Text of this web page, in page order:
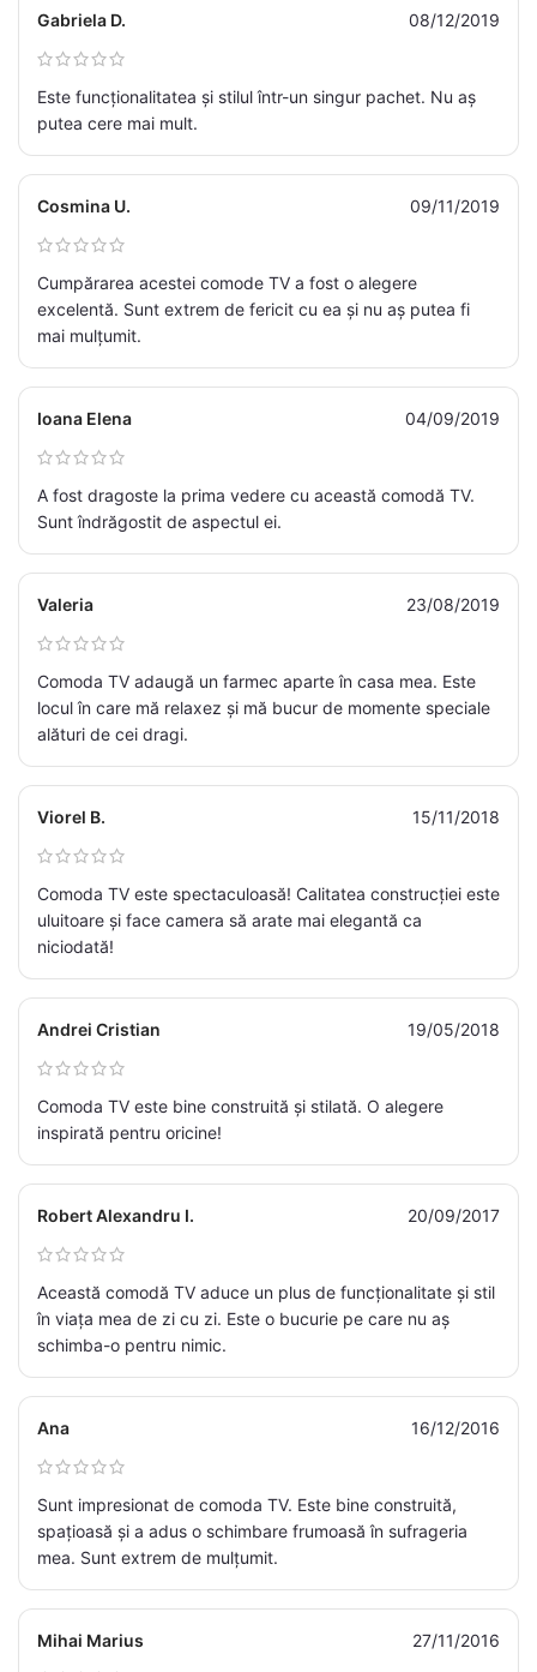
Gabriela D. 08/12/2019
Este funcționalitatea și stilul într-un singur pachet. Nu aș
putea cere mai mult.
Cosmina U. 09/11/2019
Cumpărarea acestei comode TV a fost o alegere
excelentă. Sunt extrem de fericit cu ea și nu aș putea fi
mai mulțumit.
Ioana Elena 04/09/2019
A fost dragoste la prima vedere cu această comodă TV.
Sunt îndrăgostit de aspectul ei.
Valeria 23/08/2019
Comoda TV adaugă un farmec aparte în casa mea. Este
locul în care mă relaxez și mă bucur de momente speciale
alături de cei dragi.
Viorel B. 15/11/2018
Comoda TV este spectaculoasă! Calitatea construcției este
uluitoare și face camera să arate mai elegantă ca
niciodată!
Andrei Cristian 19/05/2018
Comoda TV este bine construită și stilată. O alegere
inspirată pentru oricine!
Robert Alexandru I. 20/09/2017
Această comodă TV aduce un plus de funcționalitate și stil
în viața mea de zi cu zi. Este o bucurie pe care nu aș
schimba-o pentru nimic.
Ana 16/12/2016
Sunt impresionat de comoda TV. Este bine construită,
spațioasă și a adus o schimbare frumoasă în sufrageria
mea. Sunt extrem de mulțumit.
Mihai Marius 27/11/2016